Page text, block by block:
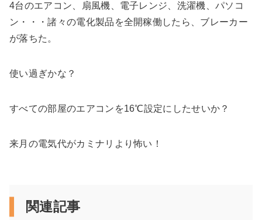
4台のエアコン、扇風機、電子レンジ、洗濯機、パソコ
ン・・・諸々の電化製品を全開稼働したら、ブレーカー
が落ちた。
使い過ぎかな？
すべての部屋のエアコンを16℃設定にしたせいか？
来月の電気代がカミナリより怖い！
関連記事